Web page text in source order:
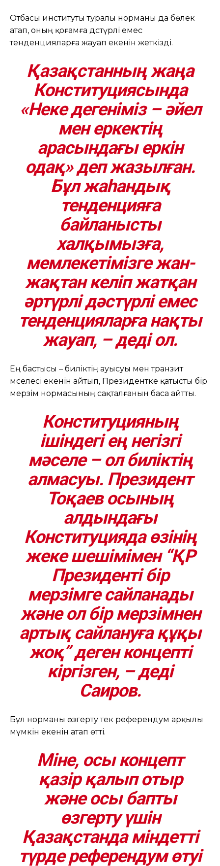
Отбасы институты туралы норманы да бөлек
атап, оның қоғамға дәстүрлі емес
тенденцияларға жауап екенін жеткізді.
Қазақстанның жаңа
Конституциясында
«Неке дегеніміз – әйел
мен еркектің
арасындағы еркін
одақ» деп жазылған.
Бұл жаһандық
тенденцияға
байланысты
халқымызға,
мемлекетімізге жан-
жақтан келіп жатқан
әртүрлі дәстүрлі емес
тенденцияларға нақты
жауап, – деді ол.
Ең бастысы – биліктің ауысуы мен транзит
мәселесі екенін айтып, Президентке қатысты бір
мерзім нормасының сақталғанын баса айтты.
Конституцияның
ішіндегі ең негізгі
мәселе – ол биліктің
алмасуы. Президент
Тоқаев осының
алдындағы
Конституцияда өзінің
жеке шешімімен “ҚР
Президенті бір
мерзімге сайланады
және ол бір мерзімнен
артық сайлануға құқы
жоқ” деген концепті
кіргізген, – деді
Саиров.
Бұл норманы өзгерту тек референдум арқылы
мүмкін екенін атап өтті.
Міне, осы концепт
қазір қалып отыр
және осы бапты
өзгерту үшін
Қазақстанда міндетті
түрде референдум өтуі